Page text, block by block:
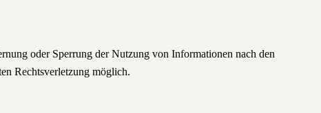
oder Sperrung der Nutzung von Informationen nach den
Rechtsverletzung möglich.